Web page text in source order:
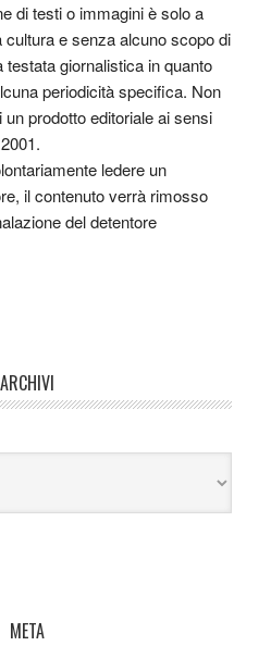
di testi o immagini è solo a
e senza alcuno scopo di
giornalistica in quanto
periodicità specifica. Non
prodotto editoriale ai sensi
ledere un
il contenuto verrà rimosso
del detentore
ARCHIVI
META